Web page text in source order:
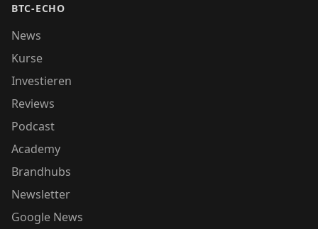
BTC-ECHO
News
Kurse
Investieren
Reviews
Podcast
Academy
Brandhubs
Newsletter
Google News